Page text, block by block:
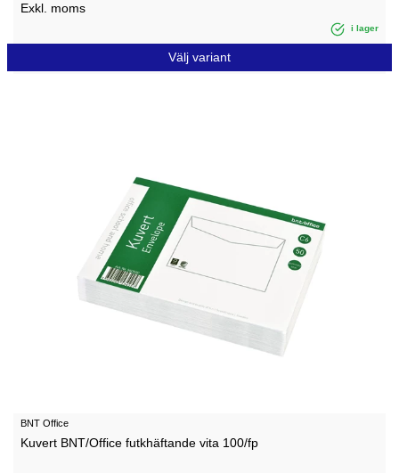
Exkl. moms
i lager
Välj variant
BNT Office
Kuvert BNT/Office futkhäftande vita 100/fp